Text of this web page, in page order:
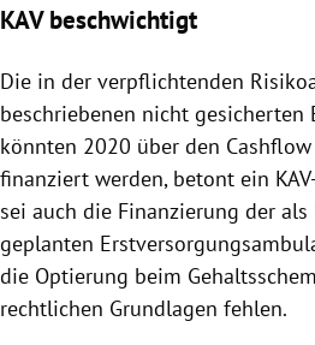
KAV beschwichtigt
Die in der verpflichtenden
beschriebenen nicht gesicherten
könnten 2020 über den
finanziert werden, betont ein
sei auch die Finanzierung der
geplanten
die Optierung beim
rechtlichen Grundlagen fehlen.